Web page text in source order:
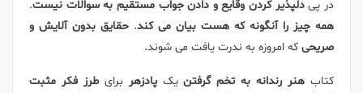
در پیدلپذیر کردن وقایع و دادن جواب مستقیم به سوالات نیست.
همه چیز را آنگونه که هست بیان می کند. حقایق بدون آلایش و
صریحی که امروزه به ندرت یافت می شوند.
کتاب هنر رندانه به تخم گرفتنیکپادزهر برایطرز فکر مثبت